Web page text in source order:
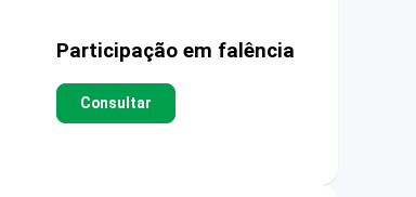
Participação em falência
Consultar